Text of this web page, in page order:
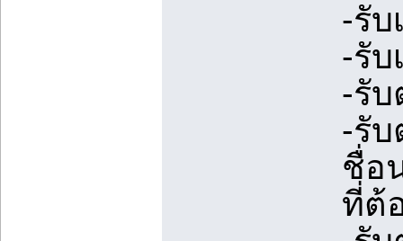
-รับ
-รั
-รับ
-รับ
ชื่อ
ที่ต้